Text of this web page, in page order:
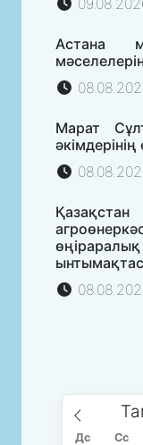
Астана
Марат
Дс Сc